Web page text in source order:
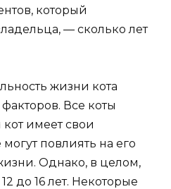
который
— сколько лет
жизни кота
Все коты
имеет свои
повлиять на его
Однако, в целом,
до 16 лет. Некоторые